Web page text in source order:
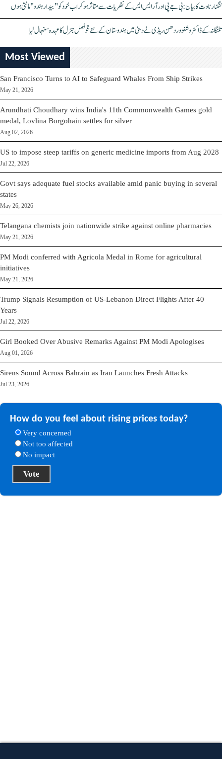
کنگنا رناوت کا بیان: بی جے پی اور آر ایس ایس کے نظریات سے متاثر ہو کر اب خود کو "بیدار ہندو" مانتی ہوں
تلنگانہ کے ڈاکٹر وشنو وردھن ریڈی نے دبئی میں ہندوستان کے نئے قونصل جنرل کا عہدہ سنبھال لیا
Most Viewed
San Francisco Turns to AI to Safeguard Whales From Ship Strikes
May 21, 2026
Arundhati Choudhary wins India's 11th Commonwealth Games gold
medal, Lovlina Borgohain settles for silver
Aug 02, 2026
US to impose steep tariffs on generic medicine imports from Aug 2028
Jul 22, 2026
Govt says adequate fuel stocks available amid panic buying in several
states
May 26, 2026
Telangana chemists join nationwide strike against online pharmacies
May 21, 2026
PM Modi conferred with Agricola Medal in Rome for agricultural
initiatives
May 21, 2026
Trump Signals Resumption of US-Lebanon Direct Flights After 40
Years
Jul 22, 2026
Girl Booked Over Abusive Remarks Against PM Modi Apologises
Aug 01, 2026
Sirens Sound Across Bahrain as Iran Launches Fresh Attacks
Jul 23, 2026
How do you feel about rising prices today?
Very concerned
Not too affected
No impact